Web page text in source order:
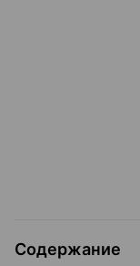
Содержание